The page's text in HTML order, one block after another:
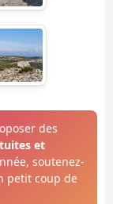
des
et
soutenez-
petit coup de